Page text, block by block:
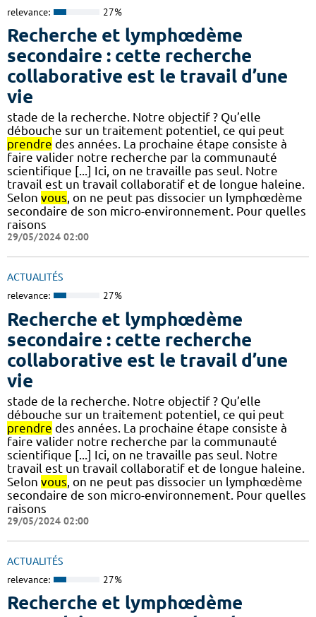
relevance: 27%
Recherche et lymphœdème
secondaire : cette recherche
collaborative est le travail d’une
vie
stade de la recherche. Notre objectif ? Qu’elle
débouche sur un traitement potentiel, ce qui peut
prendre des années. La prochaine étape consiste à
faire valider notre recherche par la communauté
scientifique [...] Ici, on ne travaille pas seul. Notre
travail est un travail collaboratif et de longue haleine.
Selon vous, on ne peut pas dissocier un lymphœdème
secondaire de son micro-environnement. Pour quelles
raisons
29/05/2024 02:00
ACTUALITÉS
relevance: 27%
Recherche et lymphœdème
secondaire : cette recherche
collaborative est le travail d’une
vie
stade de la recherche. Notre objectif ? Qu’elle
débouche sur un traitement potentiel, ce qui peut
prendre des années. La prochaine étape consiste à
faire valider notre recherche par la communauté
scientifique [...] Ici, on ne travaille pas seul. Notre
travail est un travail collaboratif et de longue haleine.
Selon vous , on ne peut pas dissocier un lymphœdème
secondaire de son micro-environnement. Pour quelles
raisons
29/05/2024 02:00
ACTUALITÉS
relevance: 27%
Recherche et lymphœdème